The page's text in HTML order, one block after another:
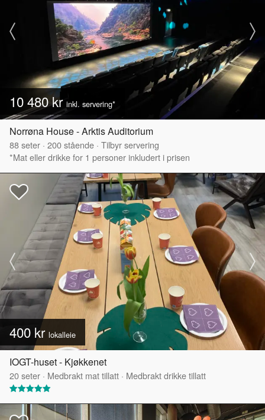
10 480 kr inkl. servering*
Norrøna House - Arktis Auditorium
88seter · 200stående · Tilbyr servering
*Mat eller drikke for 1 personer inkludert i prisen
400 kr lokalleie
IOGT-huset - Kjøkkenet
20seter · Medbrakt mat tillatt · Medbrakt drikke tillatt